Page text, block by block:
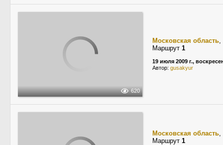
620
Московская область,
Маршрут 1
19 июля 2009 г.,
Автор: gusakyur
Московская область,
Маршрут 1